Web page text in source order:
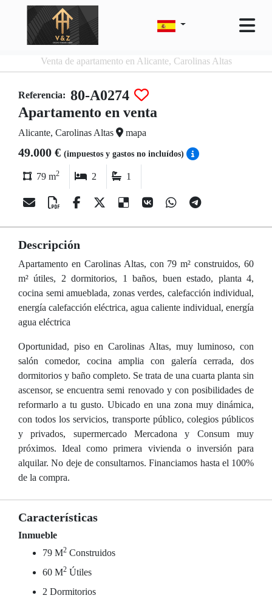
Venta de apartamento en Alicante, Carolinas Altas
Referencia: 80-A0274
Apartamento en venta
Alicante, Carolinas Altas mapa
49.000 € (impuestos y gastos no incluídos)
79 m2 2 1
Descripción
Apartamento en Carolinas Altas, con 79 m² construidos, 60
m² útiles, 2 dormitorios, 1 baños, buen estado, planta 4,
cocina semi amueblada, zonas verdes, calefacción individual,
energía calefacción eléctrica, agua caliente individual, energía
agua eléctrica
Oportunidad, piso en Carolinas Altas, muy luminoso, con
salón comedor, cocina amplia con galería cerrada, dos
dormitorios y baño completo. Se trata de una cuarta planta sin
ascensor, se encuentra semi renovado y con posibilidades de
reformarlo a tu gusto. Ubicado en una zona muy dinámica,
con todos los servicios, transporte público, colegios públicos
y privados, supermercado Mercadona y Consum muy
próximos. Ideal como primera vivienda o inversión para
alquilar. No deje de consultarnos. Financiamos hasta el 100%
de la compra.
Características
Inmueble
79 M2 Construidos
60 M2 Útiles
2 Dormitorios